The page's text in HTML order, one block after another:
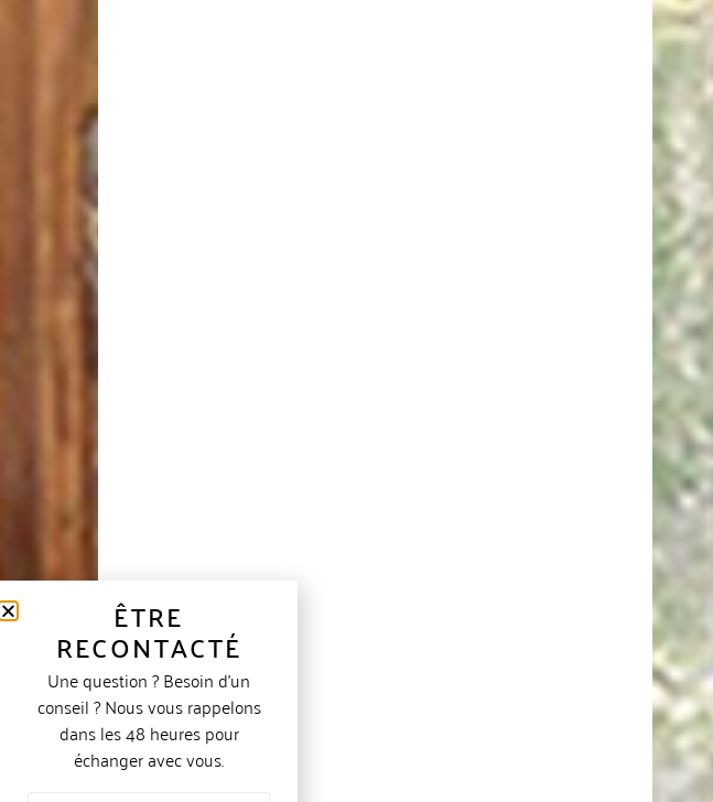
ÊTRE
RECONTACTÉ
Une question ? Besoin d’un
conseil ? Nous vous rappelons
dans les 48 heures pour
échanger avec vous.